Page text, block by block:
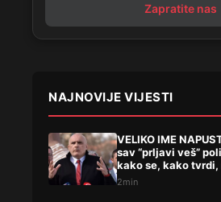
Zapratite nas
NAJNOVIJE VIJESTI
VELIKO IME
sav “prljavi veš”
kako se, kako tvrdi,
građana
2min